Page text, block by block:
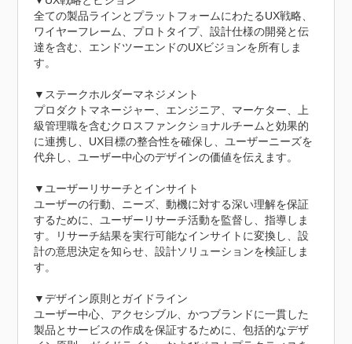
全ての製品ラインとプラットフォームにわたるUX戦略、
ワイヤーフレーム、プロトタイプ、設計仕様の開発と伝
達を含む、エンドツーエンドのUXビジョンを所有しま
す。
▼ステークホルダーマネジメント
プロダクトマネージャー、エンジニア、マーケター、上
級管理職を含むクロスファンクショナルチームと効果的
に連携し、UX目標の整合性を確保し、ユーザーニーズを
代弁し、ユーザー中心のデザインの価値を伝えます。
▼ユーザーリサーチとインサイト
ユーザーの行動、ニーズ、動機に対する深い理解を保証
するために、ユーザーリサーチ活動を監督し、指導しま
す。リサーチ結果を実行可能なインサイトに変換し、設
計の意思決定を知らせ、設計ソリューションを検証しま
す。
▼デザイン原則とガイドライン
ユーザー中心、アクセシブル、かつブランドに一貫した
製品とサービスの作成を保証するために、包括的なデザ